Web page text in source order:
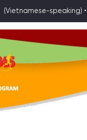
(Vietnamese-speaking) •